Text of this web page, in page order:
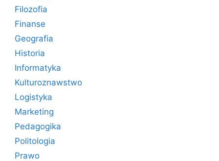
Filozofia
Finanse
Geografia
Historia
Informatyka
Kulturoznawstwo
Logistyka
Marketing
Pedagogika
Politologia
Prawo